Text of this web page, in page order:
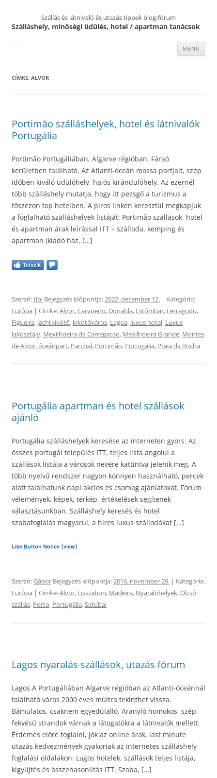
Szállás és látnivaló és utazás tippek blog-fórum
Szálláshely, minőségi üdülés, hotel / apartman tanácsok
MENÜ
---
CÍMKE: ALVOR
Portimão szálláshelyek, hotel és látnivalók
Portugália
Portimão Portugáliában, Algarve régióban, Fáraó
kerületben található. Az Atlanti-óceán mossa partjait, szép
időben kiváló üdülőhely, hajós kirándulóhely. Az ezernél
több szálláshely mutatja, hogy itt pezsgő a turizmus a
főszezon top heteiben. A piros linken keresztül megkapjuk
a foglalható szálláshelyek listáját: Portimão szállások, hotel
és apartman árak leírással ITT – szálloda, kemping és
apartman (kiadó ház, […]
Tetszik
Szerző:tibi Bejegyzés időpontja:2022. december 12. | Kategória:
Európa | Címke:Alvor,Carvoeiro, Donalda, Estômbar, Ferragudo,
Figueira, Jachtkikötő, kikötőváros, Lagoa, luxus hotel, Luxus
lakosztály, Mexilhoeira da Carregacao, Mexilhoeira Grande, Montes
de Alvor,óceánpart, Parchal, Portimão, Portugália, Praia da Rocha
Portugália apartman és hotel szállások
ajánló
Portugália szálláshelyek keresése az interneten gyors: Az
összes portugál település ITT, teljes lista angolul a
szállások listája a városok nevére kattintva jelenik meg. A
több nyelvű rendszer nagyon könnyen használható, percek
alatt találhatunk napi akciós és csomag ajánlatokat. Fórum
vélemények, képek, térkép, értékelések segítenek
választásunkban. Szálláshely keresés és hotel
szobafoglalás magyarul, a híres luxus szállodákat […]
Like Button Notice (view)
Szerző:Gábor Bejegyzés időpontja:2016. november 29. | Kategória:
Európa | Címke:Alvor, Lisszabon, Madeira, Nyaralóhelyek,Olcsó
szállás, Porto, Portugália,Setúbal
Lagos nyaralás szállások, utazás fórum
Lagos A Portugáliában Algarve régióban az Atlanti-óceánnál
található város 2000 éves múltra tekinthet vissza.
Bámulatos, csaknem egyedülálló. Aranyló homokos, szép
fekvésű strandok várnak a látogatókra a látnivalók mellett.
Érdemes előre foglalni, jók az online árak, last minute
utazás kedvezmények gyakoriak az internetes szálláshely
foglalási oldalakon: Lagos hotelek, szállások teljes listája,
kigyűjtés és összehasonlítás ITT. Szoba, […]